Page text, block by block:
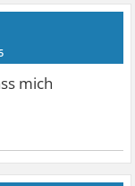
mich